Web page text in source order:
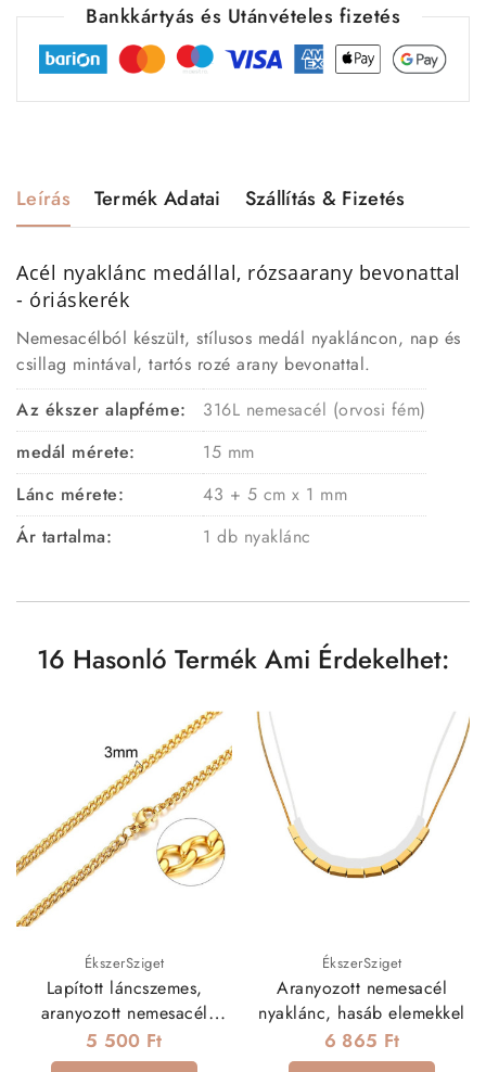
Bankkártyás és Utánvételes fizetés
Leírás Termék Adatai Szállítás & Fizetés
Acél nyaklánc medállal, rózsaarany bevonattal
- óriáskerék
Nemesacélból készült, stílusos medál nyakláncon, nap és
csillag mintával, tartós rozé arany bevonattal.
Az ékszer alapféme:
316L nemesacél (orvosi fém)
medál mérete:
15 mm
Lánc mérete:
43 + 5 cm x 1 mm
Ár tartalma:
1 db nyaklánc
16 Hasonló Termék Ami Érdekelhet:
ÉkszerSziget
Lapított láncszemes,
aranyozott nemesacél
nyaklánc (50 cm - 3 mm)
5 500 Ft
ÉkszerSziget
Aranyozott nemesacél
nyaklánc, hasáb elemekkel
6 865 Ft